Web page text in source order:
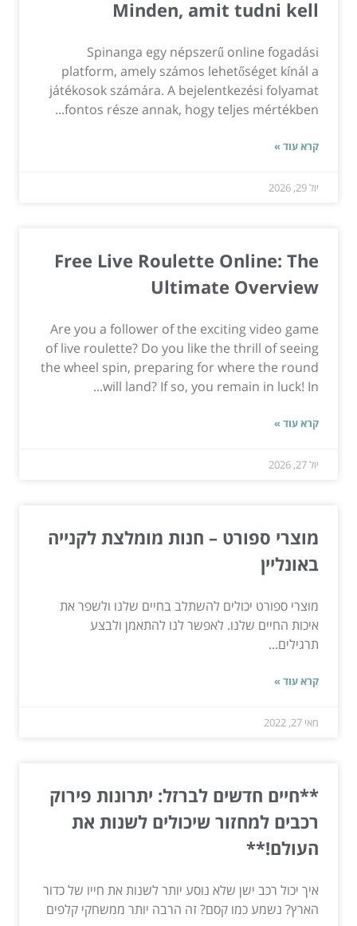
Minden, amit tudni kell
Spinanga egy népszerű online fogadási
platform, amely számos lehetőséget kínál a
játékosok számára. A bejelentkezési folyamat
fontos része annak, hogy teljes mértékben...
קרא עוד »
יול 29, 2026
Free Live Roulette Online: The
Ultimate Overview
Are you a follower of the exciting video game
of live roulette? Do you like the thrill of seeing
the wheel spin, preparing for where the round
will land? If so, you remain in luck! In...
קרא עוד »
יול 27, 2026
מוצרי ספורט – חנות מומלצת לקנייה
באונליין
מוצרי ספורט יכולים להשתלב בחיים שלנו ולשפר את
איכות החיים שלנו. לאפשר לנו להתאמן ולבצע
תרגילים...
קרא עוד »
מאי 27, 2022
**חיים חדשים לברזל: יתרונות פירוק
רכבים למחזור שיכולים לשנות את
העולם!**
איך יכול רכב ישן שלא נוסע יותר לשנות את חייו של כדור
הארץ? נשמע כמו קסם? זה הרבה יותר ממשחקי קלפים